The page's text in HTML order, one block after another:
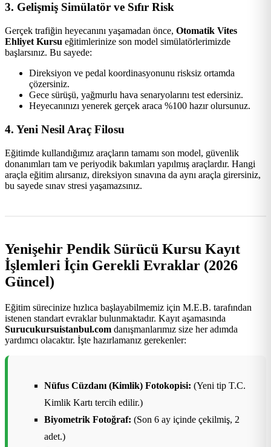
3. Gelişmiş Simülatör ve Sıfır Risk
Gerçek trafiğin heyecanını yaşamadan önce, Otomatik Vites
Ehliyet Kursu eğitimlerinize son model simülatörlerimizde
başlarsınız. Bu sayede:
Direksiyon ve pedal koordinasyonunu risksiz ortamda
çözersiniz.
Gece sürüşü, yağmurlu hava senaryolarını test edersiniz.
Heyecanınızı yenerek gerçek araca %100 hazır olursunuz.
4. Yeni Nesil Araç Filosu
Eğitimde kullandığımız araçların tamamı son model, güvenlik
donanımları tam ve periyodik bakımları yapılmış araçlardır. Hangi
araçla eğitim alırsanız, direksiyon sınavına da aynı araçla girersiniz,
bu sayede sınav stresi yaşamazsınız.
Yenişehir Pendik Sürücü Kursu Kayıt
İşlemleri İçin Gerekli Evraklar (2026
Güncel)
Eğitim sürecinize hızlıca başlayabilmemiz için M.E.B. tarafından
istenen standart evraklar bulunmaktadır. Kayıt aşamasında
Surucukursuistanbul.com danışmanlarımız size her adımda
yardımcı olacaktır. İşte hazırlamanız gerekenler:
Nüfus Cüzdanı (Kimlik) Fotokopisi: (Yeni tip T.C.
Kimlik Kartı tercih edilir.)
Biyometrik Fotoğraf: (Son 6 ay içinde çekilmiş, 2
adet.)